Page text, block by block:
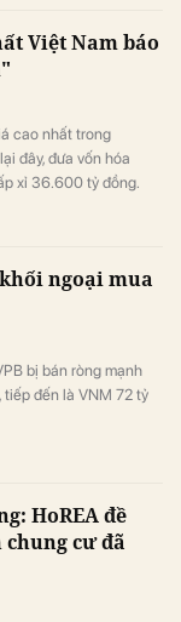
Việt Nam báo
cao nhất trong
đây, đưa vốn hóa
xỉ 36.600 tỷ đồng.
ngoại mua
bị bán ròng mạnh
đến là VNM 72 tỷ
HoREA đề
cư đã